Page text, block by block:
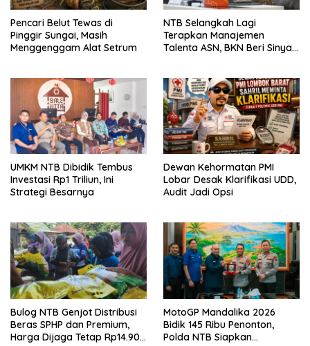
Pencari Belut Tewas di
Pinggir Sungai, Masih
Menggenggam Alat Setrum
NTB Selangkah Lagi
Terapkan Manajemen
Talenta ASN, BKN Beri Sinyal
UMKM NTB Dibidik Tembus
Investasi Rp1 Triliun, Ini
Strategi Besarnya
Dewan Kehormatan PMI
Lobar Desak Klarifikasi UDD,
Audit Jadi Opsi
Bulog NTB Genjot Distribusi
Beras SPHP dan Premium,
Harga Dijaga Tetap Rp14.900
MotoGP Mandalika 2026
Bidik 145 Ribu Penonton,
Polda NTB Siapkan